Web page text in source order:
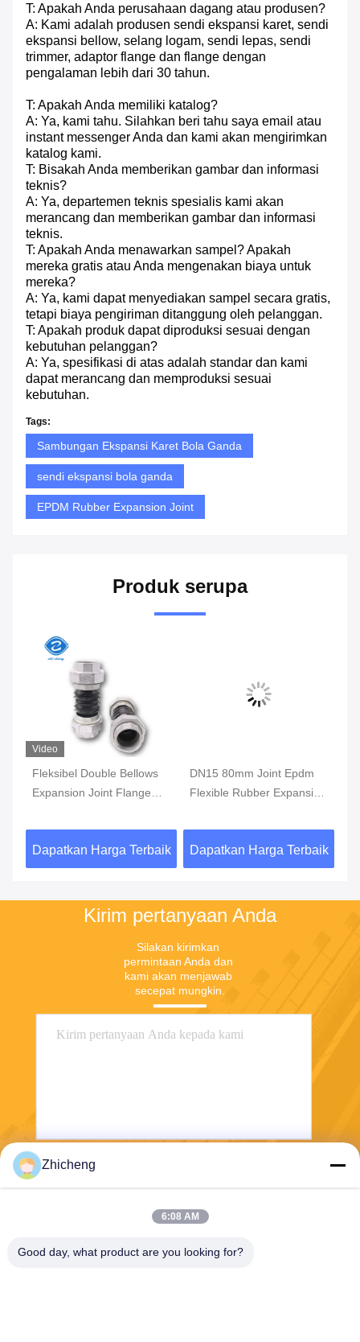
T: Apakah Anda perusahaan dagang atau produsen?
A: Kami adalah produsen sendi ekspansi karet, sendi
ekspansi bellow, selang logam, sendi lepas, sendi
trimmer, adaptor flange dan flange dengan
pengalaman lebih dari 30 tahun.
T: Apakah Anda memiliki katalog?
A: Ya, kami tahu. Silahkan beri tahu saya email atau
instant messenger Anda dan kami akan mengirimkan
katalog kami.
T: Bisakah Anda memberikan gambar dan informasi
teknis?
A: Ya, departemen teknis spesialis kami akan
merancang dan memberikan gambar dan informasi
teknis.
T: Apakah Anda menawarkan sampel? Apakah
mereka gratis atau Anda mengenakan biaya untuk
mereka?
A: Ya, kami dapat menyediakan sampel secara gratis,
tetapi biaya pengiriman ditanggung oleh pelanggan.
T: Apakah produk dapat diproduksi sesuai dengan
kebutuhan pelanggan?
A: Ya, spesifikasi di atas adalah standar dan kami
dapat merancang dan memproduksi sesuai
kebutuhan.
Tags:
Sambungan Ekspansi Karet Bola Ganda
sendi ekspansi bola ganda
EPDM Rubber Expansion Joint
Produk serupa
Video
Fleksibel Double Bellows
Expansion Joint Flange
Dapatkan Harga Terbaik
DN15 80mm Joint Epdm
Flexible Rubber Expansion
Double Ball Expansion
Joint (Penghubung
Ekstensi Karet Fleksibel
Dapatkan Harga Terbaik
Kirim pertanyaan Anda
Silakan kirimkan
permintaan Anda dan
kami akan menjawab
secepat mungkin.
Zhicheng
6:08 AM
Good day, what product are you looking for?